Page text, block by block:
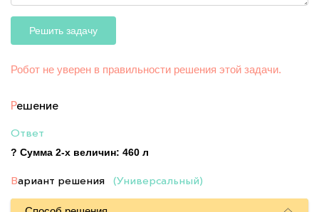
Решить задачу
Робот не уверен в правильности решения этой задачи.
Решение
Ответ
? Сумма 2-х величин: 460 л
Вариант решения (Универсальный)